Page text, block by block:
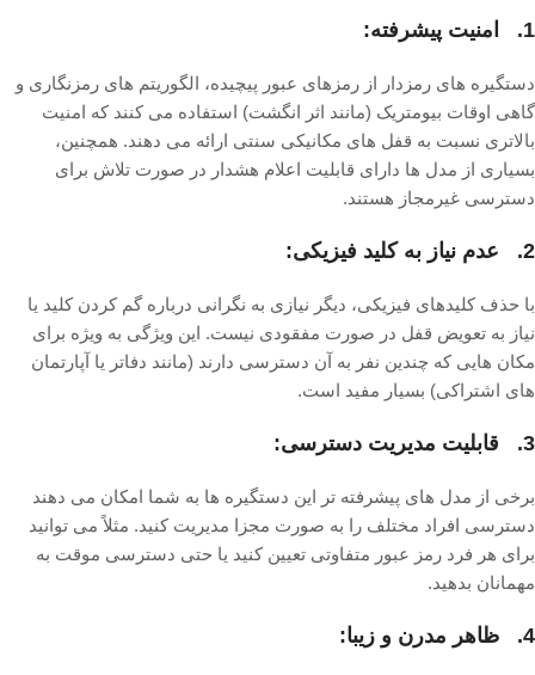
1. امنیت پیشرفته:
دستگیره های رمزدار از رمزهای عبور پیچیده، الگوریتم های رمزنگاری و
گاهی اوقات بیومتریک (مانند اثر انگشت) استفاده می کنند که امنیت
بالاتری نسبت به قفل های مکانیکی سنتی ارائه می دهند. همچنین،
بسیاری از مدل ها دارای قابلیت اعلام هشدار در صورت تلاش برای
دسترسی غیرمجاز هستند.
2. عدم نیاز به کلید فیزیکی:
با حذف کلیدهای فیزیکی، دیگر نیازی به نگرانی درباره گم کردن کلید یا
نیاز به تعویض قفل در صورت مفقودی نیست. این ویژگی به ویژه برای
مکان هایی که چندین نفر به آن دسترسی دارند (مانند دفاتر یا آپارتمان
های اشتراکی) بسیار مفید است.
3. قابلیت مدیریت دسترسی:
برخی از مدل های پیشرفته تر این دستگیره ها به شما امکان می دهند
دسترسی افراد مختلف را به صورت مجزا مدیریت کنید. مثلاً می توانید
برای هر فرد رمز عبور متفاوتی تعیین کنید یا حتی دسترسی موقت به
مهمانان بدهید.
4. ظاهر مدرن و زیبا: